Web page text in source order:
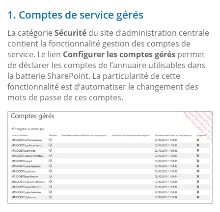
1. Comptes de service gérés
La catégorie Sécurité du site d’administration centrale
contient la fonctionnalité gestion des comptes de
service. Le lien Configurer les comptes gérés permet
de déclarer les comptes de l’annuaire utilisables dans
la batterie SharePoint. La particularité de cette
fonctionnalité est d’automatiser le changement des
mots de passe de ces comptes.